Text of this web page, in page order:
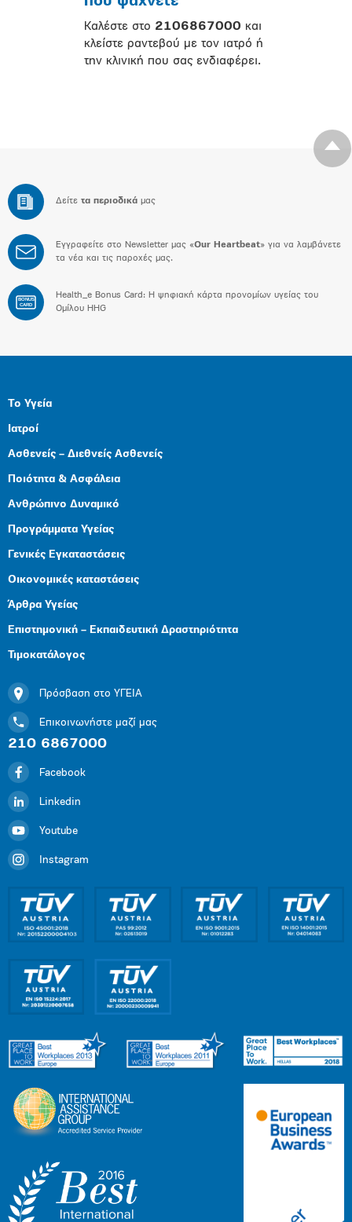
Καλέστε στο 2106867000 και
κλείστε ραντεβού με τον ιατρό ή
την κλινική που σας ενδιαφέρει.
Δείτε τα περιοδικά μας
Εγγραφείτε στο Newsletter μας «Our Heartbeat» για να λαμβάνετε
τα νέα και τις παροχές μας.
BONUS
CARD
Health_e Bonus Card: H ψηφιακή κάρτα προνομίων υγείας του
Ομίλου HHG
Το Υγεία
Ιατροί
Ασθενείς – Διεθνείς Ασθενείς
Ποιότητα & Ασφάλεια
Ανθρώπινο Δυναμικό
Προγράμματα Υγείας
Γενικές Εγκαταστάσεις
Οικονομικές καταστάσεις
Άρθρα Υγείας
Επιστημονική – Εκπαιδευτική Δραστηριότητα
Τιμοκατάλογος
Πρόσβαση στο ΥΓΕΙΑ
Επικοινωνήστε μαζί μας
210 6867000
Facebook
Linkedin
Youtube
Instagram